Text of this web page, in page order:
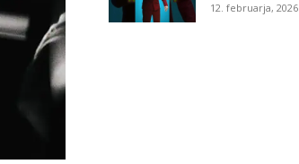
12. februarja, 2026